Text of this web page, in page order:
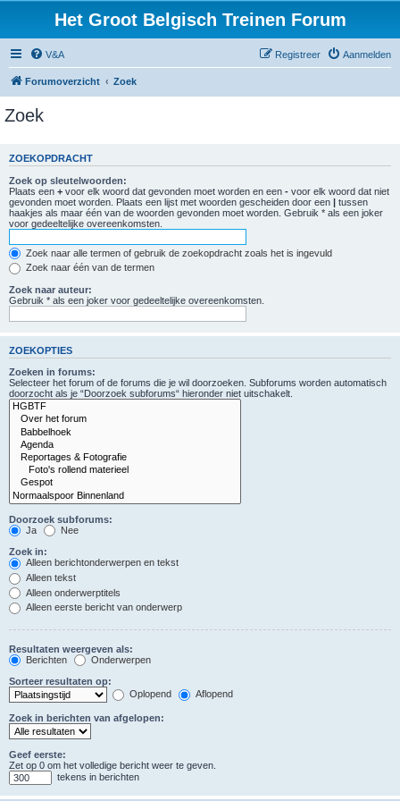
Het Groot Belgisch Treinen Forum
V&A Aanmelden
Registreer
Forumoverzicht Zoek
Zoek
ZOEKOPDRACHT
Zoek op sleutelwoorden:
Plaats een + voor elk woord dat gevonden moet worden en een - voor elk woord dat niet
gevonden moet worden. Plaats een lijst met woorden gescheiden door een | tussen
haakjes als maar één van de woorden gevonden moet worden. Gebruik * als een joker
voor gedeeltelijke overeenkomsten.
Zoek naar alle termen of gebruik de zoekopdracht zoals het is ingevuld
Zoek naar één van de termen
Zoek naar auteur:
Gebruik * als een joker voor gedeeltelijke overeenkomsten.
ZOEKOPTIES
Zoeken in forums:
Selecteer het forum of de forums die je wil doorzoeken. Subforums worden automatisch
doorzocht als je “Doorzoek subforums“ hieronder niet uitschakelt.
Doorzoek subforums:
Ja
Nee
Zoek in:
Alleen berichtonderwerpen en tekst
Alleen tekst
Alleen onderwerptitels
Alleen eerste bericht van onderwerp
Resultaten weergeven als:
Berichten
Onderwerpen
Sorteer resultaten op:
Oplopend
Aflopend
Zoek in berichten van afgelopen:
Geef eerste:
Zet op 0 om het volledige bericht weer te geven.
tekens in berichten